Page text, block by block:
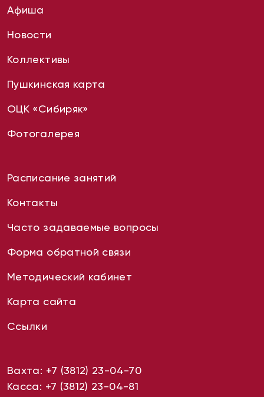
Афиша
Новости
Коллективы
Пушкинская карта
ОЦК «Сибиряк»
Фотогалерея
Расписание занятий
Контакты
Часто задаваемые вопросы
Форма обратной связи
Методический кабинет
Карта сайта
Ссылки
Вахта: +7 (3812) 23-04-70
Касса: +7 (3812) 23-04-81